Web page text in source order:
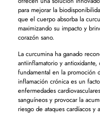
para mejorar la
que el cuerpo absorba la
maximizando su impacto y
corazón sano.
La curcumina ha ganado
antiinflamatorio y
fundamental en la promoción
inflamación crónica es un
enfermedades
sanguíneos y provocar la
riesgo de ataques cardíacos y